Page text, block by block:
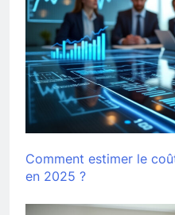
Comment estimer le
en 2025 ?